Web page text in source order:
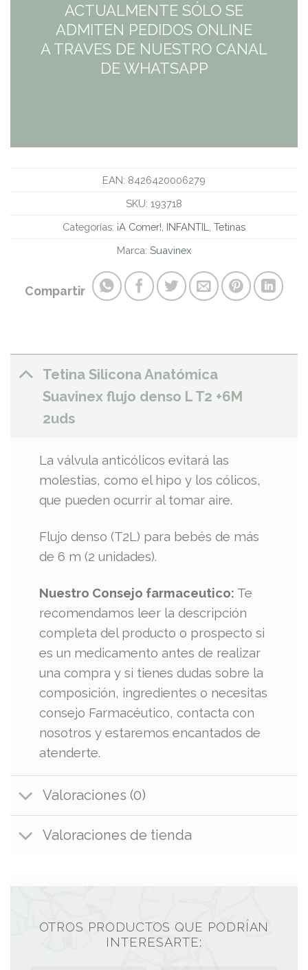
ACTUALMENTE SÓLO SE
ADMITEN PEDIDOS ONLINE
A TRAVES DE NUESTRO CANAL
DE WHATSAPP
EAN: 8426420006279
SKU: 193718
Categorías: ¡A Comer! INFANTIL
Tetinas
Marca: Suavinex
Compartir
Tetina Silicona Anatómica
Suavinex flujo denso L T2 +6M
2uds
La válvula anticólicos evitará las
molestias, como el hipo y los cólicos,
que pueden ocurrir al tomar aire.
Flujo denso (T2L) para bebés de más
de 6 m (2 unidades).
Nuestro Consejo farmaceutico: Te
recomendamos leer la descripción
completa del producto o prospecto si
es un medicamento antes de realizar
una compra y si tienes dudas sobre la
composición, ingredientes o necesitas
consejo Farmacéutico, contacta con
nosotros y estaremos encantados de
atenderte.
Valoraciones (0)
Valoraciones de tienda
OTROS PRODUCTOS QUE PODRÍAN
INTERESARTE: